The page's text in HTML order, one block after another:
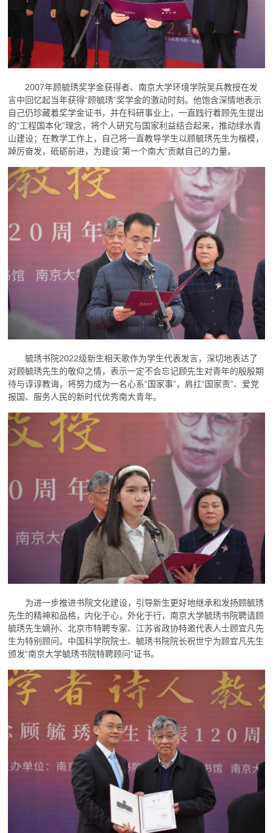
2007年顾毓琇奖学金获得者、南京大学环境学院吴兵教授在发
言中回忆起当年获得“顾毓琇”奖学金的激动时刻。他饱含深情地表示
自己仍珍藏着奖学金证书，并在科研事业上，一直践行着顾先生提出
的“工程国本化”理念，将个人研究与国家利益结合起来，推动绿水青
山建设；在教学工作上，自己将一直教导学生以顾毓琇先生为楷模，
踔厉奋发，砥砺前进，为建设“第一个南大”贡献自己的力量。
毓琇书院2022级新生相天歌作为学生代表发言，深切地表达了
对顾毓琇先生的敬仰之情，表示一定不会忘记顾先生对青年的殷殷期
待与谆谆教诲，将努力成为一名心系“国家事”，肩扛“国家责”、爱党
报国、服务人民的新时代优秀南大青年。
为进一步推进书院文化建设，引导新生更好地继承和发扬顾毓琇
先生的精神和品格，内化于心，外化于行，南京大学毓琇书院聘请顾
毓琇先生嫡孙、北京市特聘专家、江苏省政协特邀代表人士顾宜凡先
生为特别顾问。中国科学院院士、毓琇书院院长祝世宁为顾宜凡先生
颁发“南京大学毓琇书院特聘顾问”证书。